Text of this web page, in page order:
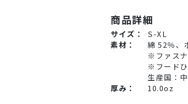
商品詳細
サイズ：
S-XL
素材：
綿 52％、
※ファス
※フード
生産国：
厚み：
10.0oz